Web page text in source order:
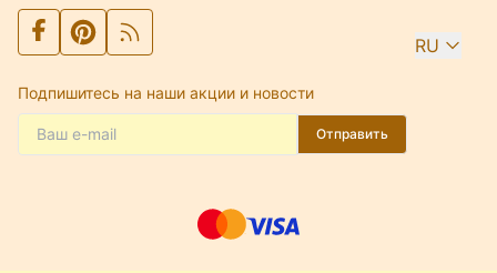
RU
Подпишитесь на наши акции и новости
Отправить